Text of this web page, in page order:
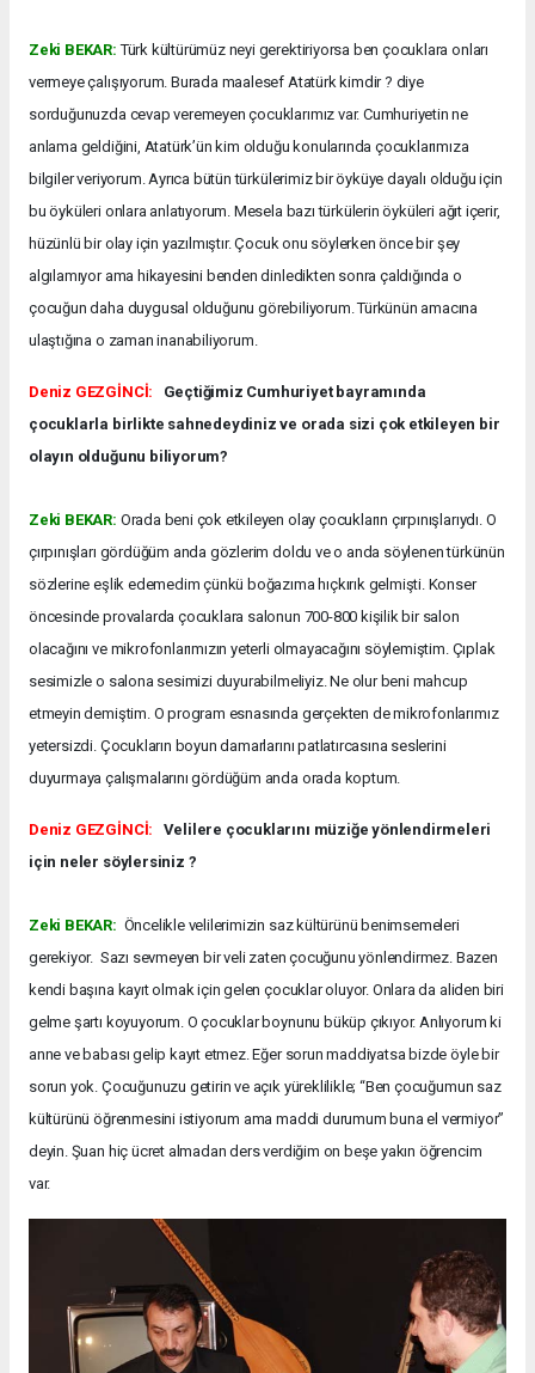
Zeki BEKAR: Türk kültürümüz neyi gerektiriyorsa ben çocuklara onları
vermeye çalışıyorum. Burada maalesef Atatürk kimdir ? diye
sorduğunuzda cevap veremeyen çocuklarımız var. Cumhuriyetin ne
anlama geldiğini, Atatürk’ün kim olduğu konularında çocuklarımıza
bilgiler veriyorum. Ayrıca bütün türkülerimiz bir öyküye dayalı olduğu için
bu öyküleri onlara anlatıyorum. Mesela bazı türkülerin öyküleri ağıt içerir,
hüzünlü bir olay için yazılmıştır. Çocuk onu söylerken önce bir şey
algılamıyor ama hikayesini benden dinledikten sonra çaldığında o
çocuğun daha duygusal olduğunu görebiliyorum. Türkünün amacına
ulaştığına o zaman inanabiliyorum.
Deniz GEZGİNCİ:
Geçtiğimiz Cumhuriyet bayramında
çocuklarla birlikte sahnedeydiniz ve orada sizi çok etkileyen bir
olayın olduğunu biliyorum?
Zeki BEKAR: Orada beni çok etkileyen olay çocukların çırpınışlarıydı. O
çırpınışları gördüğüm anda gözlerim doldu ve o anda söylenen türkünün
sözlerine eşlik edemedim çünkü boğazıma hıçkırık gelmişti. Konser
öncesinde provalarda çocuklara salonun 700-800 kişilik bir salon
olacağını ve mikrofonlarımızın yeterli olmayacağını söylemiştim. Çıplak
sesimizle o salona sesimizi duyurabilmeliyiz. Ne olur beni mahcup
etmeyin demiştim. O program esnasında gerçekten de mikrofonlarımız
yetersizdi. Çocukların boyun damarlarını patlatırcasına seslerini
duyurmaya çalışmalarını gördüğüm anda orada koptum.
Deniz GEZGİNCİ: Velilere çocuklarını müziğe yönlendirmeleri
için neler söylersiniz ?
Zeki BEKAR: Öncelikle velilerimizin saz kültürünü benimsemeleri
gerekiyor. Sazı sevmeyen bir veli zaten çocuğunu yönlendirmez. Bazen
kendi başına kayıt olmak için gelen çocuklar oluyor. Onlara da aliden biri
gelme şartı koyuyorum. O çocuklar boynunu büküp çıkıyor. Anlıyorum ki
anne ve babası gelip kayıt etmez. Eğer sorun maddiyatsa bizde öyle bir
sorun yok. Çocuğunuzu getirin ve açık yüreklilikle; “Ben çocuğumun saz
kültürünü öğrenmesini istiyorum ama maddi durumum buna el vermiyor”
deyin. Şuan hiç ücret almadan ders verdiğim on beşe yakın öğrencim
var.